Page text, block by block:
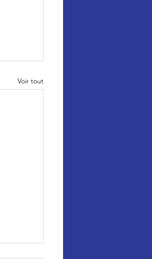
Voir tout